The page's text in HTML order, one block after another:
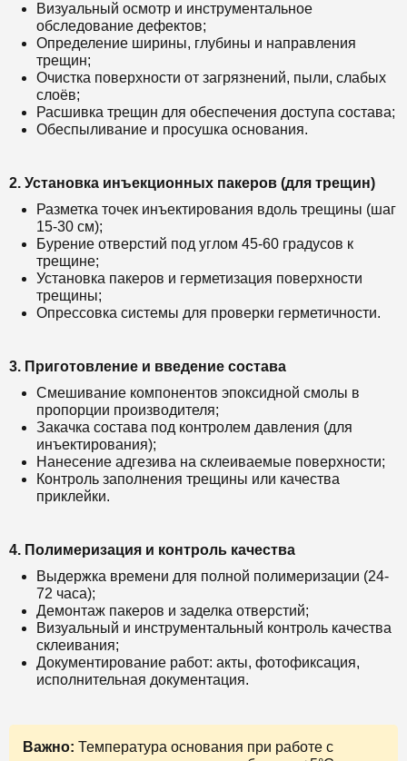
Визуальный осмотр и инструментальное
обследование дефектов;
Определение ширины, глубины и направления
трещин;
Очистка поверхности от загрязнений, пыли, слабых
слоёв;
Расшивка трещин для обеспечения доступа состава;
Обеспыливание и просушка основания.
2. Установка инъекционных пакеров (для трещин)
Разметка точек инъектирования вдоль трещины (шаг
15-30 см);
Бурение отверстий под углом 45-60 градусов к
трещине;
Установка пакеров и герметизация поверхности
трещины;
Опрессовка системы для проверки герметичности.
3. Приготовление и введение состава
Смешивание компонентов эпоксидной смолы в
пропорции производителя;
Закачка состава под контролем давления (для
инъектирования);
Нанесение адгезива на склеиваемые поверхности;
Контроль заполнения трещины или качества
приклейки.
4. Полимеризация и контроль качества
Выдержка времени для полной полимеризации (24-
72 часа);
Демонтаж пакеров и заделка отверстий;
Визуальный и инструментальный контроль качества
склеивания;
Документирование работ: акты, фотофиксация,
исполнительная документация.
Важно: Температура основания при работе с